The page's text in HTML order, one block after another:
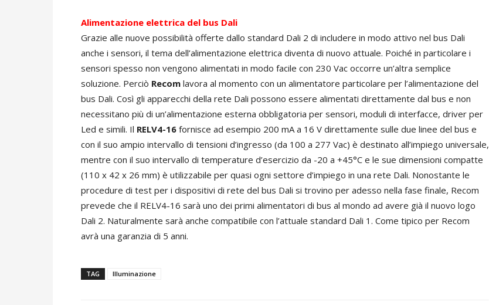
Alimentazione elettrica del bus Dali
Grazie alle nuove possibilità offerte dallo standard Dali 2 di includere in modo attivo nel bus Dali
anche i sensori, il tema dell’alimentazione elettrica diventa di nuovo attuale. Poiché in particolare i
sensori spesso non vengono alimentati in modo facile con 230 Vac occorre un’altra semplice
soluzione. Perciò Recom lavora al momento con un alimentatore particolare per l’alimentazione del
bus Dali. Così gli apparecchi della rete Dali possono essere alimentati direttamente dal bus e non
necessitano più di un’alimentazione esterna obbligatoria per sensori, moduli di interfacce, driver per
Led e simili. Il RELV4-16 fornisce ad esempio 200 mA a 16 V direttamente sulle due linee del bus e
con il suo ampio intervallo di tensioni d’ingresso (da 100 a 277 Vac) è destinato all’impiego universale,
mentre con il suo intervallo di temperature d’esercizio da -20 a +45°C e le sue dimensioni compatte
(110 x 42 x 26 mm) è utilizzabile per quasi ogni settore d’impiego in una rete Dali. Nonostante le
procedure di test per i dispositivi di rete del bus Dali si trovino per adesso nella fase finale, Recom
prevede che il RELV4-16 sarà uno dei primi alimentatori di bus al mondo ad avere già il nuovo logo
Dali 2. Naturalmente sarà anche compatibile con l’attuale standard Dali 1. Come tipico per Recom
avrà una garanzia di 5 anni.
TAG Illuminazione